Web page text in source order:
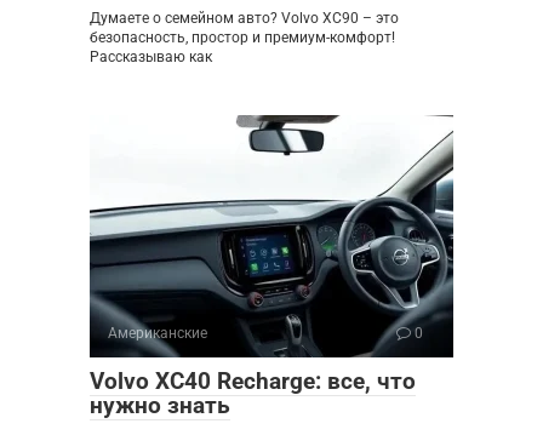
Думаете о семейном авто? Volvo XC90 – это
безопасность, простор и премиум-комфорт!
Рассказываю как
Американские 0
Volvo XC40 Recharge: все, что
нужно знать